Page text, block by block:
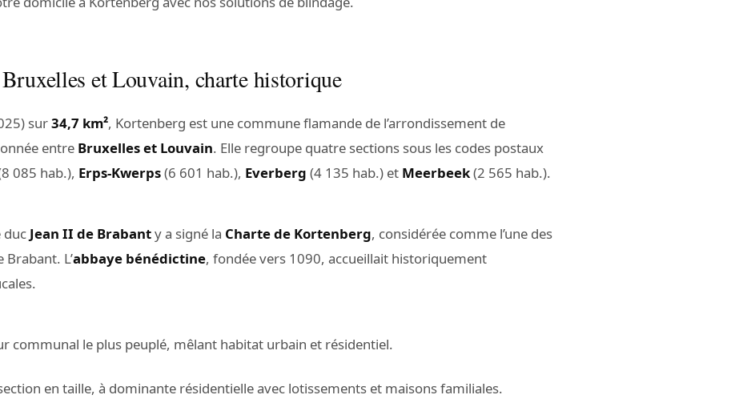
et Louvain, charte historique
sur34,7 km², Kortenberg est une commune flamande de l’arrondissement de
entre Bruxelles et Louvain. Elle regroupe quatre sections sous les codes postaux
085 hab.), Erps-Kwerps(6 601 hab.), Everberg (4 135 hab.) et Meerbeek(2 565 hab.).
duc Jean II de Brabanty a signé la Charte de Kortenberg, considérée comme l’une des
Brabant. L’abbaye bénédictine, fondée vers 1090, accueillait historiquement
communal le plus peuplé, mêlant habitat urbain et résidentiel.
en taille, à dominante résidentielle avec lotissements et maisons familiales.